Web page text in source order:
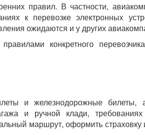
правил. В частности,
к перевозке электронных
ожидаются и у других
конкретного
и железнодорожные билеты,
и ручной клади,
маршрут, оформить страховку